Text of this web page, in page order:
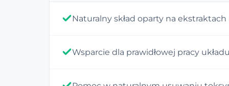
Naturalny skład oparty na
Wsparcie dla prawidłowej pracy